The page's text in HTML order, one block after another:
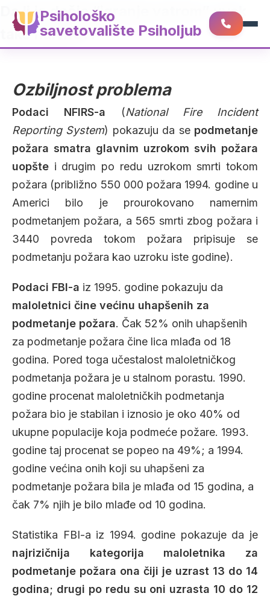
Psihološko
savetovalište Psiholjub
Da li je dečje “igranje vatrom” uvek
tako naivno?!
Ozbiljnost problema
Podaci NFIRS-a (National Fire Incident
Reporting System) pokazuju da se podmetanje
požara smatra glavnim uzrokom svih požara
uopšte i drugim po redu uzrokom smrti tokom
požara (približno 550 000 požara 1994. godine u
Americi bilo je prourokovano namernim
podmetanjem požara, a 565 smrti zbog požara i
3440 povreda tokom požara pripisuje se
podmetanju požara kao uzroku iste godine).
Podaci FBI-a iz 1995. godine pokazuju da
maloletnici čine većinu uhapšenih za
podmetanje požara. Čak 52% onih uhapšenih
za podmetanje požara čine lica mlađa od 18
godina. Pored toga učestalost maloletničkog
podmetanja požara je u stalnom porastu. 1990.
godine procenat maloletničkih podmetanja
požara bio je stabilan i iznosio je oko 40% od
ukupne populacije koja podmeće požare. 1993.
godine taj procenat se popeo na 49%; a 1994.
godine većina onih koji su uhapšeni za
podmetanje požara bila je mlađa od 15 godina, a
čak 7% njih je bilo mlađe od 10 godina.
Statistika FBI-a iz 1994. godine pokazuje da je
najrizičnija kategorija maloletnika za
podmetanje požara ona čiji je uzrast 13 do 14
godina; drugi po redu su oni uzrasta 10 do 12